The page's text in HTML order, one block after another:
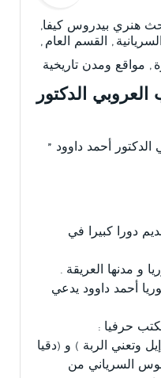
هنري بيدروس كيفا,
, القسم العام ,
, مواقع ومدن تاريخية
الدكتور
أحمد داوود ”
دورا كبيرا في
و مدنها العريقة .
أحمد داوود يدعي
حرفيا :
وتعني الربة ) و (دقيا
السرياني من